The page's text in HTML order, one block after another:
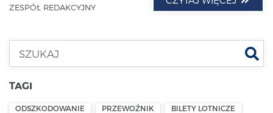
ZESPÓŁ REDAKCYJNY
TAGI
ODSZKODOWANIE PRZEWOŹNIK
BILETY LOTNICZE